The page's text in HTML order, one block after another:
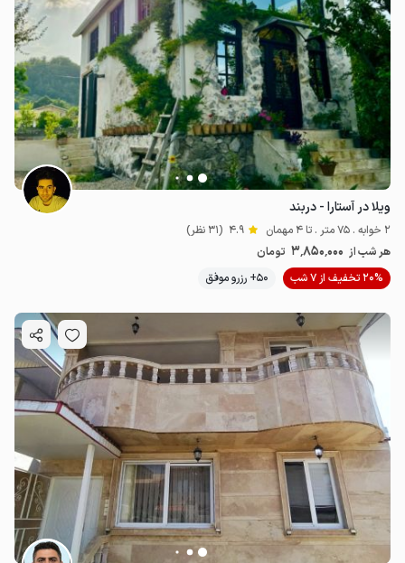
ویلا در آستارا - دربند
2 خوابه . 75 متر . تا 4 مهمان 4.9 (31 نظر)
هر شب از 3٬850٬000 تومان
20% تخفیف از 7 شب
50+ رزرو موفق